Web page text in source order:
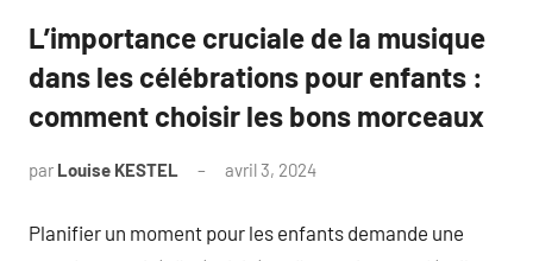
L’importance cruciale de la musique
dans les célébrations pour enfants :
comment choisir les bons morceaux
par Louise KESTEL avril 3, 2024
Planifier un moment pour les enfants demande une